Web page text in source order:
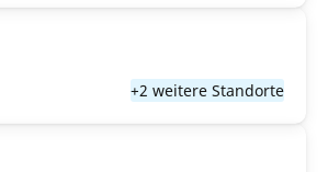
+2 weitere Standorte